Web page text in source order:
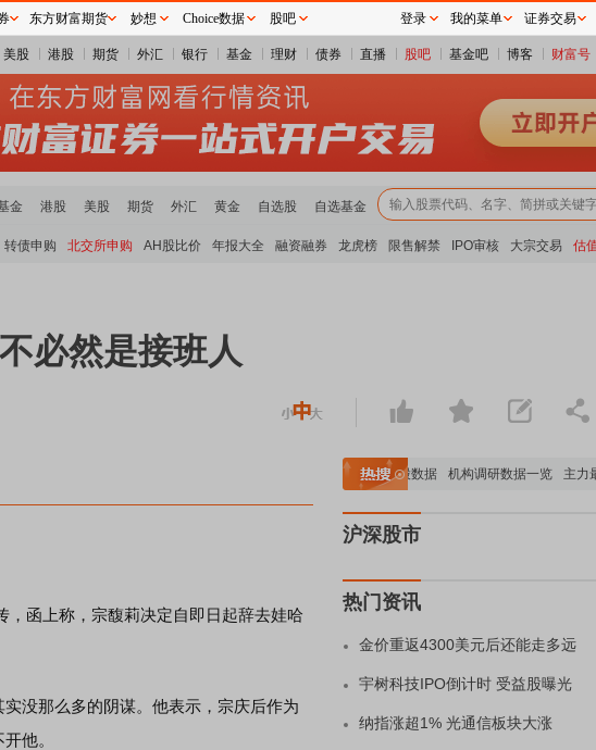
美股 港股 期货 外汇 银行 基金 理财 债券 直播 股吧 基金吧 博客 财富号
金 港股 美股 期货 外汇 黄金 自选股 自选基金
转债申购 北交所申购 AH股比价 年报大全 融资融券 龙虎榜 限售解禁 IPO审核 大宗交易 估
必然是接班人
函上称，宗馥莉决定自即日起辞去娃哈
没那么多的阴谋。他表示，宗庆后作为
他。
重要机构持股数据 机构调研数据一览 主力最
沪深股市
热门资讯
金价重返4300美元后还能走多远
宇树科技IPO倒计时 受益股曝光
纳指涨超1% 光通信板块大涨
东方财富期货 妙想 Choice数据 股吧 登录 我的菜单 证券交易